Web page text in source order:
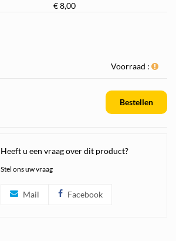
€ 8,00
Voorraad :
Bestellen
Heeft u een vraag over dit product?
Stel ons uw vraag
Mail Facebook